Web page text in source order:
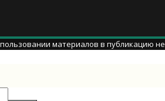
материалов в публикацию